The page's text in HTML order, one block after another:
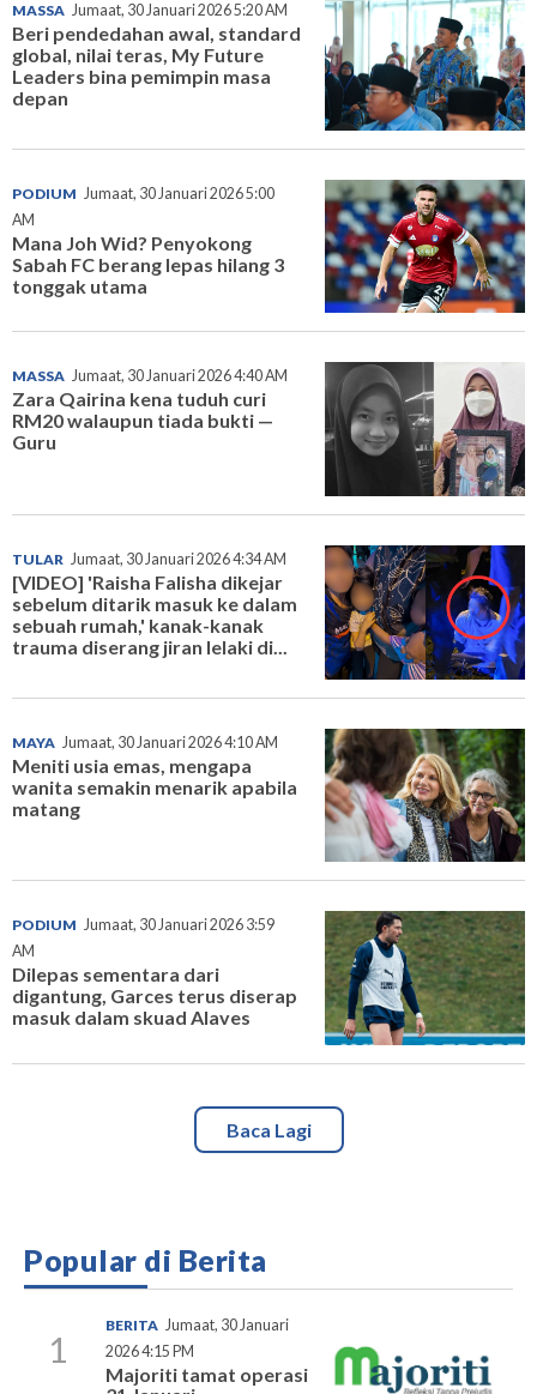
MASSA Jumaat, 30 Januari 2026 5:20 AM
Beri pendedahan awal, standard
global, nilai teras, My Future
Leaders bina pemimpin masa
depan
PODIUM Jumaat, 30 Januari 2026 5:00
AM
Mana Joh Wid? Penyokong
Sabah FC berang lepas hilang 3
tonggak utama
MASSA Jumaat, 30 Januari 2026 4:40 AM
Zara Qairina kena tuduh curi
RM20 walaupun tiada bukti —
Guru
TULAR Jumaat, 30 Januari 2026 4:34 AM
[VIDEO] 'Raisha Falisha dikejar
sebelum ditarik masuk ke dalam
sebuah rumah,' kanak-kanak
trauma diserang jiran lelaki di...
MAYA Jumaat, 30 Januari 2026 4:10 AM
Meniti usia emas, mengapa
wanita semakin menarik apabila
matang
PODIUM Jumaat, 30 Januari 2026 3:59
AM
Dilepas sementara dari
digantung, Garces terus diserap
masuk dalam skuad Alaves
Baca Lagi
Popular di Berita
1
BERITA Jumaat, 30 Januari
2026 4:15 PM
Majoriti tamat operasi